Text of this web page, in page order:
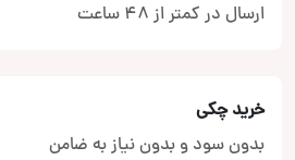
ارسال در کمتر از 48 ساعت
خرید چکی
بدون سود و بدون نیاز به ضامن